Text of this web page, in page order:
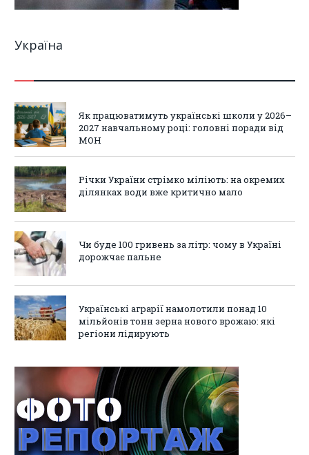
Україна
Як працюватимуть українські школи у 2026–
2027 навчальному році: головні поради від
МОН
Річки України стрімко міліють: на окремих
ділянках води вже критично мало
Чи буде 100 гривень за літр: чому в Україні
дорожчає пальне
Українські аграрії намолотили понад 10
мільйонів тонн зерна нового врожаю: які
регіони лідирують